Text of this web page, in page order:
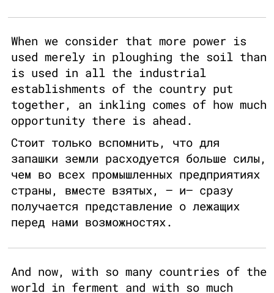
When we consider that more power is
used merely in ploughing the soil than
is used in all the industrial
establishments of the country put
together, an inkling comes of how much
opportunity there is ahead.
Стоит только вспомнить, что для
запашки земли расходуется больше силы,
чем во всех промышленных предприятиях
страны, вместе взятых, – и– сразу
получается представление о лежащих
перед нами возможностях.
And now, with so many countries of the
world in ferment and with so much